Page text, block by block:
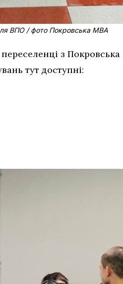
ВПО / фото Покровська МВА
з Покровська
тут доступні: